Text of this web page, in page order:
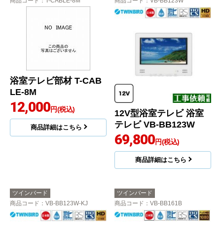
浴室テレビ部材 T-CAB
LE-8M
12,000円(税込)
商品詳細はこちら
12V型浴室テレビ 浴室
テレビ VB-BB123W
69,800円(税込)
商品詳細はこちら
ツインバード
商品コード ：VB-BB123W-KJ
ツインバード
商品コード ：VB-BB161B